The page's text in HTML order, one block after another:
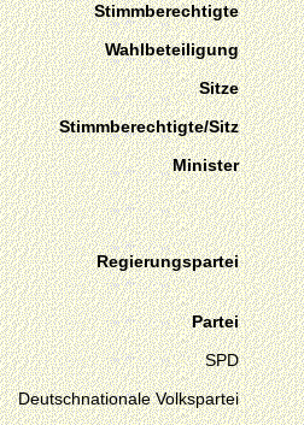
Stimmberechtigte
Wahlbeteiligung
Sitze
Stimmberechtigte/Sitz
Minister
Regierungspartei
Partei
SPD
Deutschnationale Volkspartei